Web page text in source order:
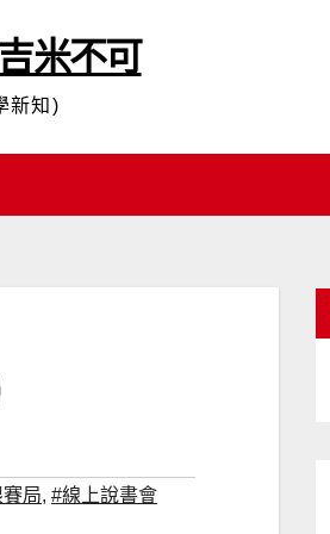
米不可
新知)
局, #線上說書會